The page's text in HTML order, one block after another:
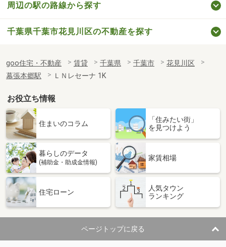
周辺の駅の路線から探す
千葉県千葉市花見川区の不動産を探す
goo住宅・不動産 賃貸 千葉県 千葉市
花見川区
幕張本郷駅
ＬＮレセーナ 1K
お役立ち情報
住まいのコラム
「住みたい街」
を見つけよう
暮らしのデータ
(補助金・助成金情報)
家賃相場
住宅ローン
人気タウン
ランキング
ページトップに戻る